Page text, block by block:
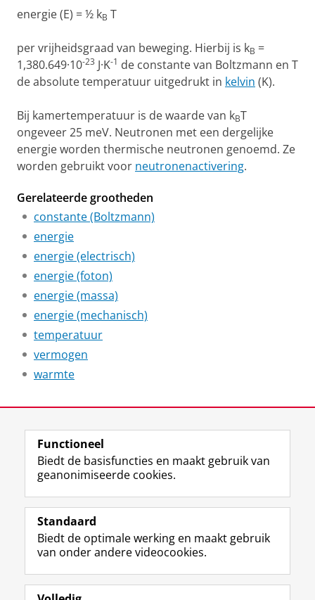
energie (E) = ½ kB T
per vrijheidsgraad van beweging. Hierbij is kB =
1,380.649·10-23 J·K-1 de constante van Boltzmann en T
de absolute temperatuur uitgedrukt in kelvin (K).
Bij kamertemperatuur is de waarde van kBT
ongeveer 25 meV. Neutronen met een dergelijke
energie worden thermische neutronen genoemd. Ze
worden gebruikt voor neutronenactivering.
Gerelateerde grootheden
constante (Boltzmann)
energie
energie (electrisch)
energie (foton)
energie (massa)
energie (mechanisch)
temperatuur
vermogen
warmte
View this page in:English
Volg de RUG
F
a
e
b
o
L
i
k
e
I
R
S
-
f
e
I
n
t
r
Y
o
T
e
Studiekiezers
Alumni
Functioneel
Biedt de basisfuncties en maakt gebruik van
geanonimiseerde cookies.
Standaard
Biedt de optimale werking en maakt gebruik
van onder andere videocookies.